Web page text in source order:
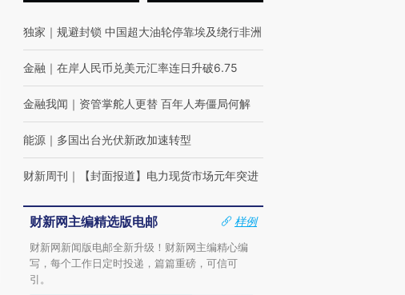
独家 ｜ 规避封锁 中国超大油轮停靠埃及绕行非洲
金融 ｜ 在岸人民币兑美元汇率连日升破6.75
金融我闻 ｜ 资管掌舵人更替 百年人寿僵局何解
能源 ｜ 多国出台光伏新政加速转型
财新周刊 ｜ 【封面报道】电力现货市场元年突进
财新网主编精选版电邮
样例
财新网新闻版电邮全新升级！财新网主编精心编
写，每个工作日定时投递，篇篇重磅，可信可
引。